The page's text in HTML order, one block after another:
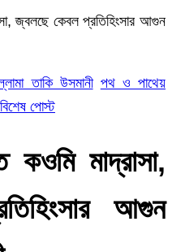
জ্বলছে কেবল প্রতিহিংসার আগুন
তাকি উসমানী পথ ও পাথেয়
বিশেষ পোস্ট
কওমি মাদ্রাসা,
আগুন